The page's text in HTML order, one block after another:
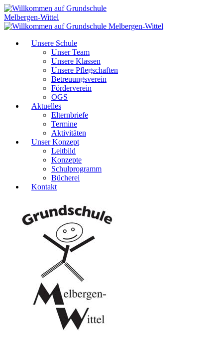
Unsere Schule
Unser Team
Unsere Klassen
Unsere Pflegschaften
Betreuungsverein
Förderverein
OGS
Aktuelles
Elternbriefe
Termine
Aktivitäten
Unser Konzept
Leitbild
Konzepte
Schulprogramm
Bücherei
Kontakt